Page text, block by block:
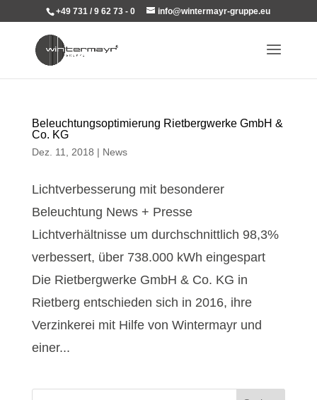
+49 731 / 9 62 73 - 0 info@wintermayr-gruppe.eu
Beleuchtungsoptimierung Rietbergwerke GmbH &
Co. KG
Dez. 11, 2018 | News
Lichtverbesserung mit besonderer
Beleuchtung News + Presse
Lichtverhältnisse um durchschnittlich 98,3%
verbessert, über 738.000 kWh eingespart
Die Rietbergwerke GmbH & Co. KG in
Rietberg entschieden sich in 2016, ihre
Verzinkerei mit Hilfe von Wintermayr und
einer...